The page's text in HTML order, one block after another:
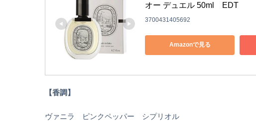
オー デュエル 50ml　EDT
3700431405692
Amazonで見る
【香調】
ヴァニラ ピンクペッパー シプリオル